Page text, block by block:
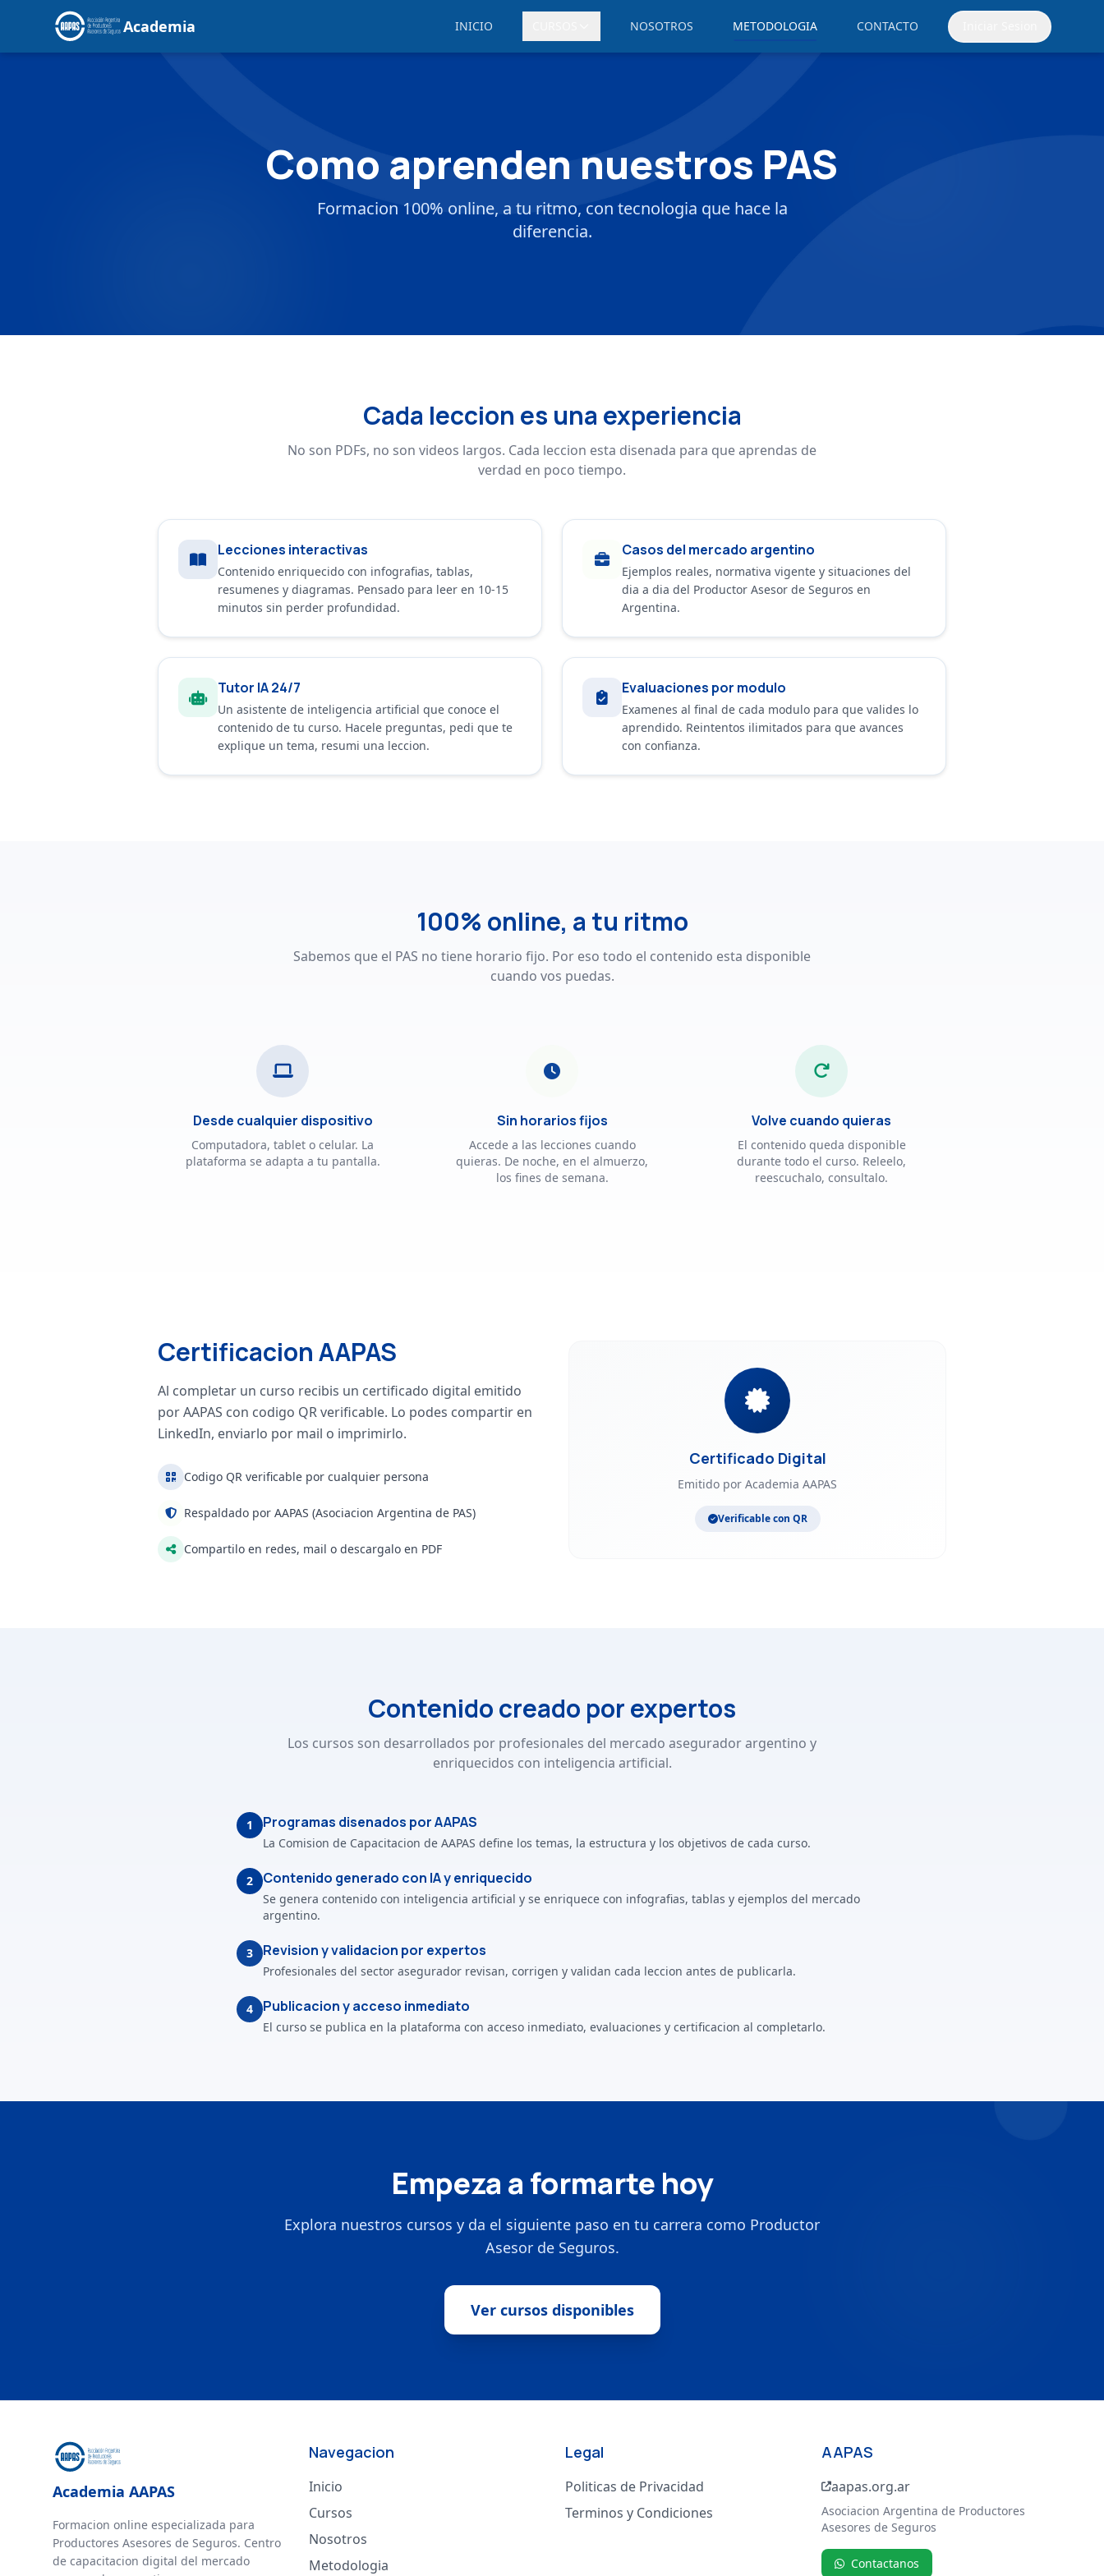
Academia INICIO NOSOTROS METODOLOGIA CONTACTO
Como aprenden nuestros PAS
Formacion 100% online, a tu ritmo, con tecnologia que hace la
diferencia.
Cada leccion es una experiencia
No son PDFs, no son videos largos. Cada leccion esta disenada para que aprendas de
verdad en poco tiempo.
Lecciones interactivas
Contenido enriquecido con infografias, tablas,
resumenes y diagramas. Pensado para leer en 10-15
minutos sin perder profundidad.
Casos del mercado argentino
Ejemplos reales, normativa vigente y situaciones del
dia a dia del Productor Asesor de Seguros en
Argentina.
Tutor IA 24/7
Un asistente de inteligencia artificial que conoce el
contenido de tu curso. Hacele preguntas, pedi que te
explique un tema, resumi una leccion.
Evaluaciones por modulo
Examenes al final de cada modulo para que valides lo
aprendido. Reintentos ilimitados para que avances
con confianza.
100% online, a tu ritmo
Sabemos que el PAS no tiene horario fijo. Por eso todo el contenido esta disponible
cuando vos puedas.
Desde cualquier dispositivo
Computadora, tablet o celular. La
plataforma se adapta a tu pantalla.
Sin horarios fijos
Accede a las lecciones cuando
quieras. De noche, en el almuerzo,
los fines de semana.
Volve cuando quieras
El contenido queda disponible
durante todo el curso. Releelo,
reescuchalo, consultalo.
Certificacion AAPAS
Al completar un curso recibis un certificado digital emitido
por AAPAS con codigo QR verificable. Lo podes compartir en
LinkedIn, enviarlo por mail o imprimirlo.
Codigo QR verificable por cualquier persona
Respaldado por AAPAS (Asociacion Argentina de PAS)
Compartilo en redes, mail o descargalo en PDF
Certificado Digital
Emitido por Academia AAPAS
Verificable con QR
Contenido creado por expertos
Los cursos son desarrollados por profesionales del mercado asegurador argentino y
enriquecidos con inteligencia artificial.
1 Programas disenados por AAPAS
La Comision de Capacitacion de AAPAS define los temas, la estructura y los objetivos de cada curso.
2 Contenido generado con IA y enriquecido
Se genera contenido con inteligencia artificial y se enriquece con infografias, tablas y ejemplos del mercado
argentino.
3 Revision y validacion por expertos
Profesionales del sector asegurador revisan, corrigen y validan cada leccion antes de publicarla.
4 Publicacion y acceso inmediato
El curso se publica en la plataforma con acceso inmediato, evaluaciones y certificacion al completarlo.
Empeza a formarte hoy
Explora nuestros cursos y da el siguiente paso en tu carrera como Productor
Asesor de Seguros.
Ver cursos disponibles
Academia AAPAS
Formacion online especializada para
Productores Asesores de Seguros. Centro
de capacitacion digital del mercado
Navegacion
Inicio
Cursos
Nosotros
Metodologia
Legal
Politicas de Privacidad
Terminos y Condiciones
AAPAS
aapas.org.ar
Asociacion Argentina de Productores
Asesores de Seguros
Contactanos